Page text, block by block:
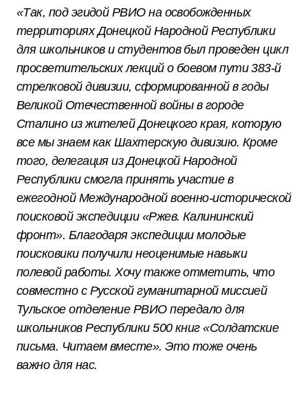
«Так, под эгидой РВИО на освобожденных
территориях Донецкой Народной Республики
для школьников и студентов был проведен цикл
просветительских лекций о боевом пути 383-й
стрелковой дивизии, сформированной в годы
Великой Отечественной войны в городе
Сталино из жителей Донецкого края, которую
все мы знаем как Шахтерскую дивизию. Кроме
того, делегация из Донецкой Народной
Республики смогла принять участие в
ежегодной Международной военно-исторической
поисковой экспедиции «Ржев. Калининский
фронт». Благодаря экспедиции молодые
поисковики получили неоценимые навыки
полевой работы. Хочу также отметить, что
совместно с Русской гуманитарной миссией
Тульское отделение РВИО передало для
школьников Республики 500 книг «Солдатские
письма. Читаем вместе». Это тоже очень
важно для нас.